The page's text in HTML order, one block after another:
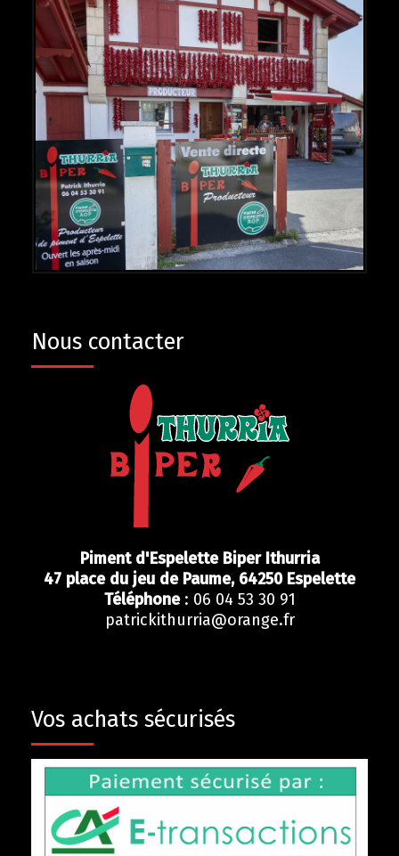
Nous contacter
Piment d'Espelette Biper Ithurria
47 place du jeu de Paume, 64250 Espelette
Téléphone: 06 04 53 30 91
patrickithurria@orange.fr
Vos achats sécurisés